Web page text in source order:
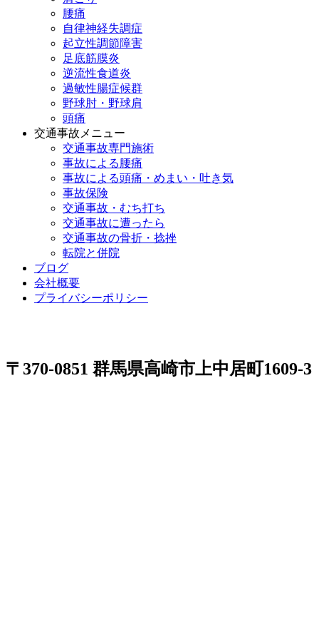
腰痛
自律神経失調症
起立性調節障害
足底筋膜炎
逆流性食道炎
過敏性腸症候群
野球肘・野球肩
頭痛
交通事故メニュー
交通事故専門施術
事故による腰痛
事故による頭痛・めまい・吐き気
事故保険
交通事故・むち打ち
交通事故に遭ったら
交通事故の骨折・捻挫
転院と併院
ブログ
会社概要
プライバシーポリシー
〒370-0851 群馬県高崎市上中居町1609-3